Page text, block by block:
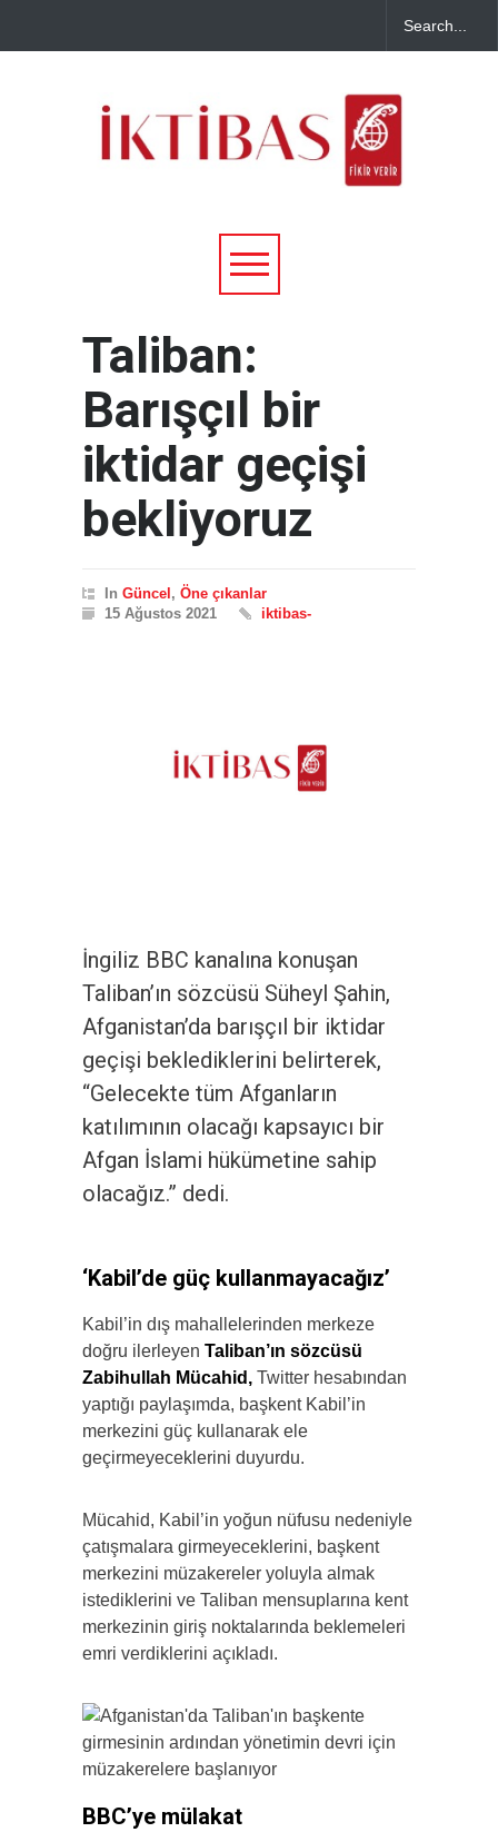
Taliban:
Barışçıl bir
iktidar geçişi
bekliyoruz
In Güncel, Öne çıkanlar
15 Ağustos 2021
iktibas-
İngiliz BBC kanalına konuşan
Taliban’ın sözcüsü Süheyl Şahin,
Afganistan’da barışçıl bir iktidar
geçişi beklediklerini belirterek,
“Gelecekte tüm Afganların
katılımının olacağı kapsayıcı bir
Afgan İslami hükümetine sahip
olacağız.” dedi.
‘Kabil’de güç kullanmayacağız’
Kabil’in dış mahallelerinden merkeze
doğru ilerleyen Taliban’ın sözcüsü
Zabihullah Mücahid, Twitter hesabından
yaptığı paylaşımda, başkent Kabil’in
merkezini güç kullanarak ele
geçirmeyeceklerini duyurdu.
Mücahid, Kabil’in yoğun nüfusu nedeniyle
çatışmalara girmeyeceklerini, başkent
merkezini müzakereler yoluyla almak
istediklerini ve Taliban mensuplarına kent
merkezinin giriş noktalarında beklemeleri
emri verdiklerini açıkladı.
BBC’ye mülakat